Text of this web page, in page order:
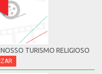
TURISMO RELIGIOSO